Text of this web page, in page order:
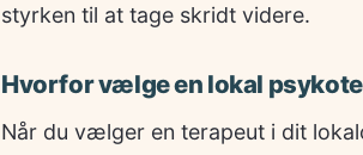
styrken til at tage skridt videre.
Hvorfor vælge en lokal
Når du vælger en terapeut i dit